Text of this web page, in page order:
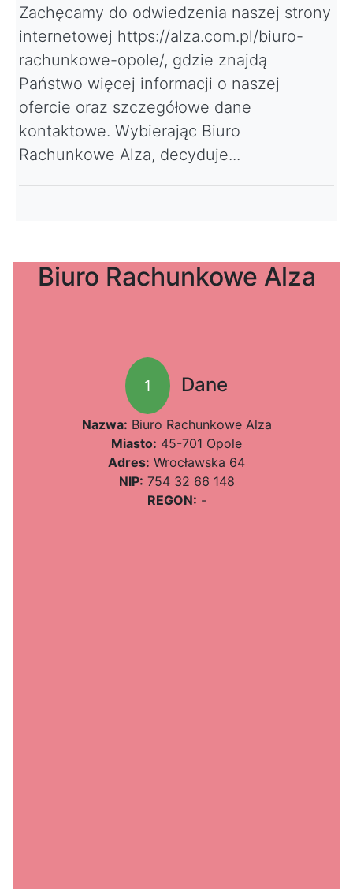
Zachęcamy do odwiedzenia naszej strony
internetowej https://alza.com.pl/biuro-
rachunkowe-opole/, gdzie znajdą
Państwo więcej informacji o naszej
ofercie oraz szczegółowe dane
kontaktowe. Wybierając Biuro
Rachunkowe Alza, decyduje...
Biuro Rachunkowe Alza
1 Dane
Nazwa: Biuro Rachunkowe Alza
Miasto: 45-701 Opole
Adres: Wrocławska 64
NIP: 754 32 66 148
REGON: -